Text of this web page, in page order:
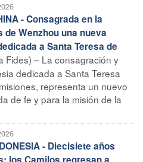
- Consagrada en la
de Wenzhou una nueva
a Santa Teresa de
Fides) – La consagración y
dedicada a Santa Teresa
representa un nuevo
de fe y para la misión de la
- Diecisiete años